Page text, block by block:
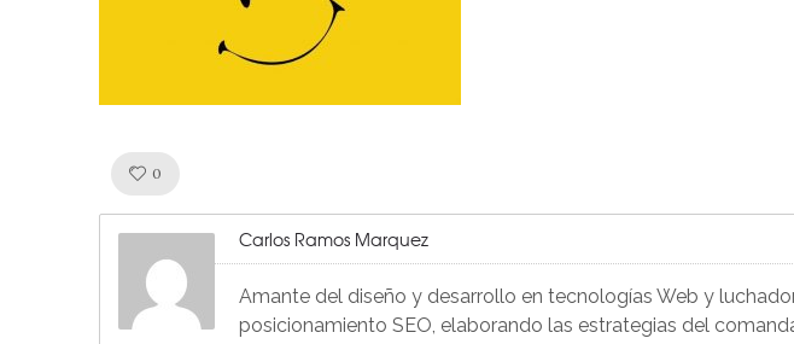
0
Carlos Ramos Marquez
Amante del diseño y desarrollo en tecnologías Web y
posicionamiento SEO, elaborando las estrategias del